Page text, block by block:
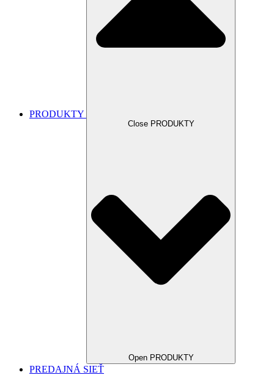
PRODUKTY
Close PRODUKTY
Open PRODUKTY
PREDAJNÁ SIEŤ